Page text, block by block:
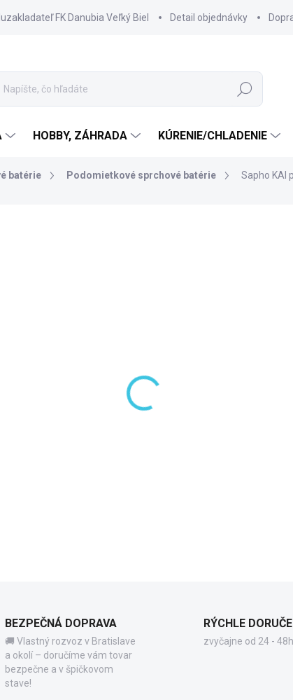
FK Danubia Veľký Biel Detail objednávky
Hľadať
HOBBY, ZÁHRADA KÚRENIE/CHLADENIE
batérie Podomietkové sprchové batérie Sapho KAI
Kombinácia valcového tela
BEZPEČNÁ DOPRAVA
🚚 Vlastný rozvoz v Bratislave
a okolí – doručíme vám tovar
bezpečne a v špičkovom
stave!
RÝCHLE
zvyčajne od 24 - 48h